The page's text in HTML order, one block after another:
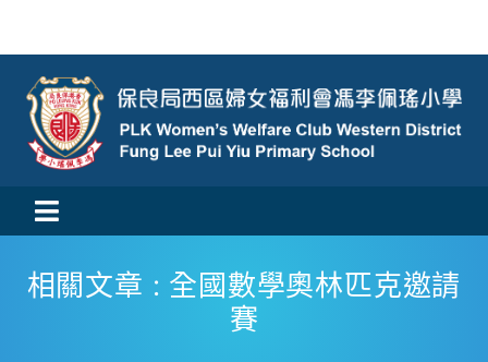
content
Toggle
Navigation
活動消息
相關文章 : 全國數學奧林匹克邀請
賽